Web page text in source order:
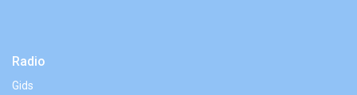
Radio
Gids